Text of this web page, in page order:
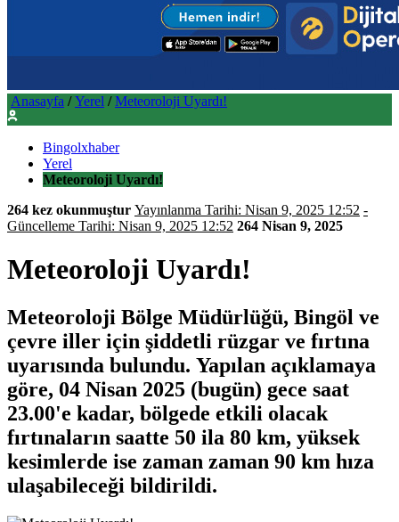
Anasayfa / Yerel / Meteoroloji Uyardı!
Bingolxhaber
Yerel
Meteoroloji Uyardı!
264 kez okunmuştur
Yayınlanma Tarihi: Nisan 9, 2025 12:52 -
Güncelleme Tarihi: Nisan 9, 2025 12:52 264 Nisan 9, 2025
Meteoroloji Uyardı!
Meteoroloji Bölge Müdürlüğü, Bingöl ve
çevre iller için şiddetli rüzgar ve fırtına
uyarısında bulundu. Yapılan açıklamaya
göre, 04 Nisan 2025 (bugün) gece saat
23.00'e kadar, bölgede etkili olacak
fırtınaların saatte 50 ila 80 km, yüksek
kesimlerde ise zaman zaman 90 km hıza
ulaşabileceği bildirildi.